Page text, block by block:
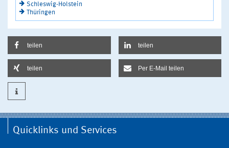
Schleswig-Holstein
Thüringen
teilen teilen
teilen Per E-Mail teilen
Quicklinks und Services